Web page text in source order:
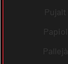
Pujalt
Papiol
Pallejà